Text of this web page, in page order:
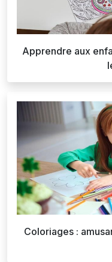
Apprendre aux
Coloriages :